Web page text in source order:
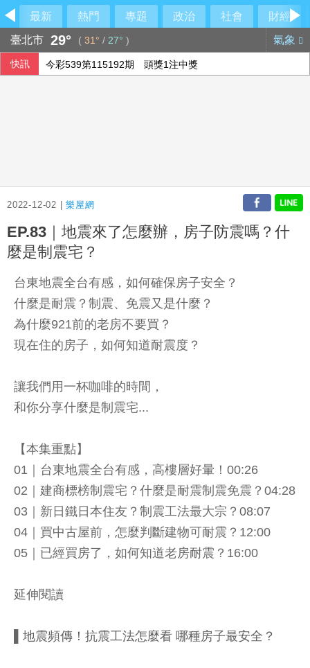
最新 熱門 專題 政治 社會
財經
臺北市 29° ( 31° / 27° ) 氣象
快訊 今彩539第115192期 頭獎1注中獎
2022-12-02 |樂屋網
EP.83｜地震來了怎麼辦，房子防震嗎？什
麼是制震宅？
台東地震全台有感，如何確保房子安全？
什麼是耐震？制震、免震又是什麼？
為什麼921前的老房不要買？
現在住的房子，如何知道耐震度？
讓我們用一杯咖啡的時間，
和你分享什麼是制震宅...
【本集重點】
01｜台東地震全台有感，高樓層好暈！00:26
02｜建商標榜制震宅？什麼是耐震制震免震？04:28
03｜新日鐵日本住友？制震工法最大宗？08:07
04｜買中古屋前，怎麼判斷建物可耐震？12:00
05｜已經買房了，如何知道老房耐震？16:00
延伸閱讀
地震頻傳！抗震工法怎麼看 哪種房子最安全？